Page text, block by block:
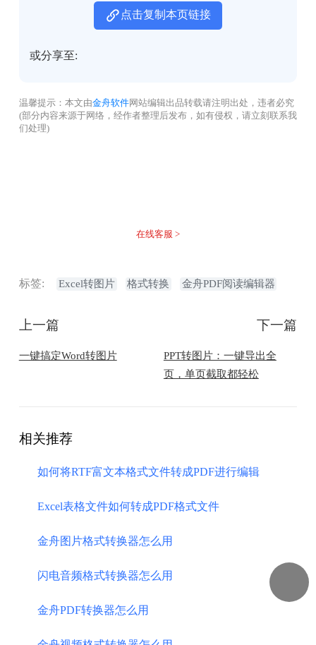
点击复制本页链接
或分享至:
温馨提示：本文由金舟软件网站编辑出品转载请注明出处，违者必究
(部分内容来源于网络，经作者整理后发布，如有侵权，请立刻联系我
们处理)
在线客服 >
标签: Excel转图片 格式转换 金舟PDF阅读编辑器
上一篇
一键搞定Word转图片
下一篇
PPT转图片：一键导出全
页，单页截取都轻松
相关推荐
如何将RTF富文本格式文件转成PDF进行编辑
Excel表格文件如何转成PDF格式文件
金舟图片格式转换器怎么用
闪电音频格式转换器怎么用
金舟PDF转换器怎么用